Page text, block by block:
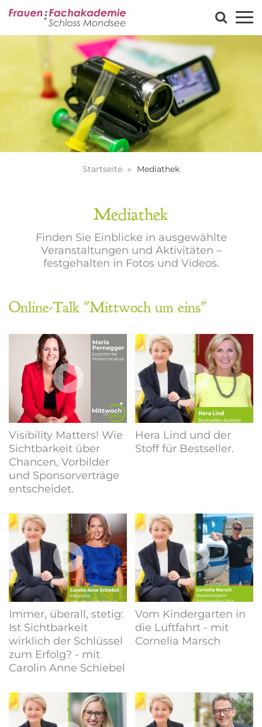
Startseite Mediathek
Mediathek
Finden Sie Einblicke in ausgewählte
Veranstaltungen und Aktivitäten –
festgehalten in Fotos und Videos.
Online-Talk "Mittwoch um eins"
Visibility Matters! Wie
Sichtbarkeit über
Chancen, Vorbilder
und Sponsorverträge
entscheidet.
Hera Lind und der
Stoff für Bestseller.
Immer, überall, stetig:
Ist Sichtbarkeit
wirklich der Schlüssel
zum Erfolg? - mit
Carolin Anne Schiebel
Vom Kindergarten in
die Luftfahrt - mit
Cornelia Marsch